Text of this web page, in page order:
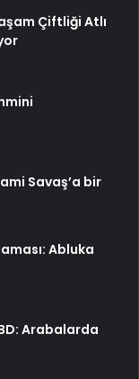
Çiftliği Atlı
Savaş’a bir
Abluka
Arabalarda